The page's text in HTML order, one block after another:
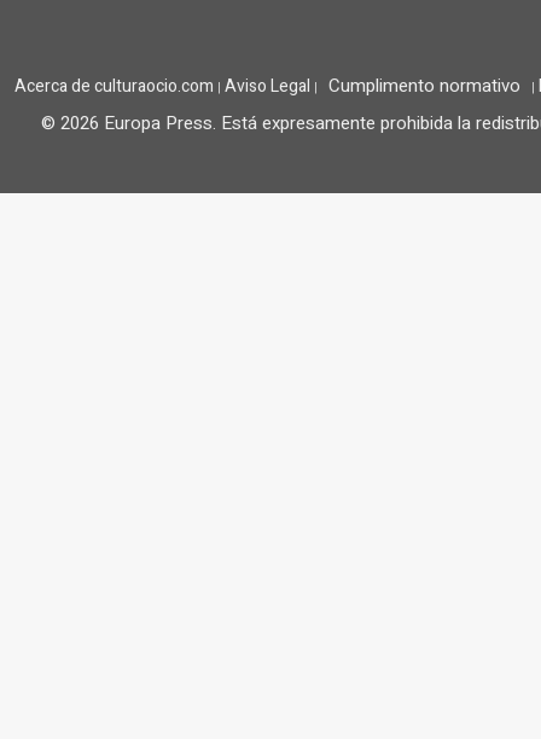
Acerca de culturaocio.com | Aviso Legal | Cumplimento normativo |
© 2026 Europa Press. Está expresamente prohibida la